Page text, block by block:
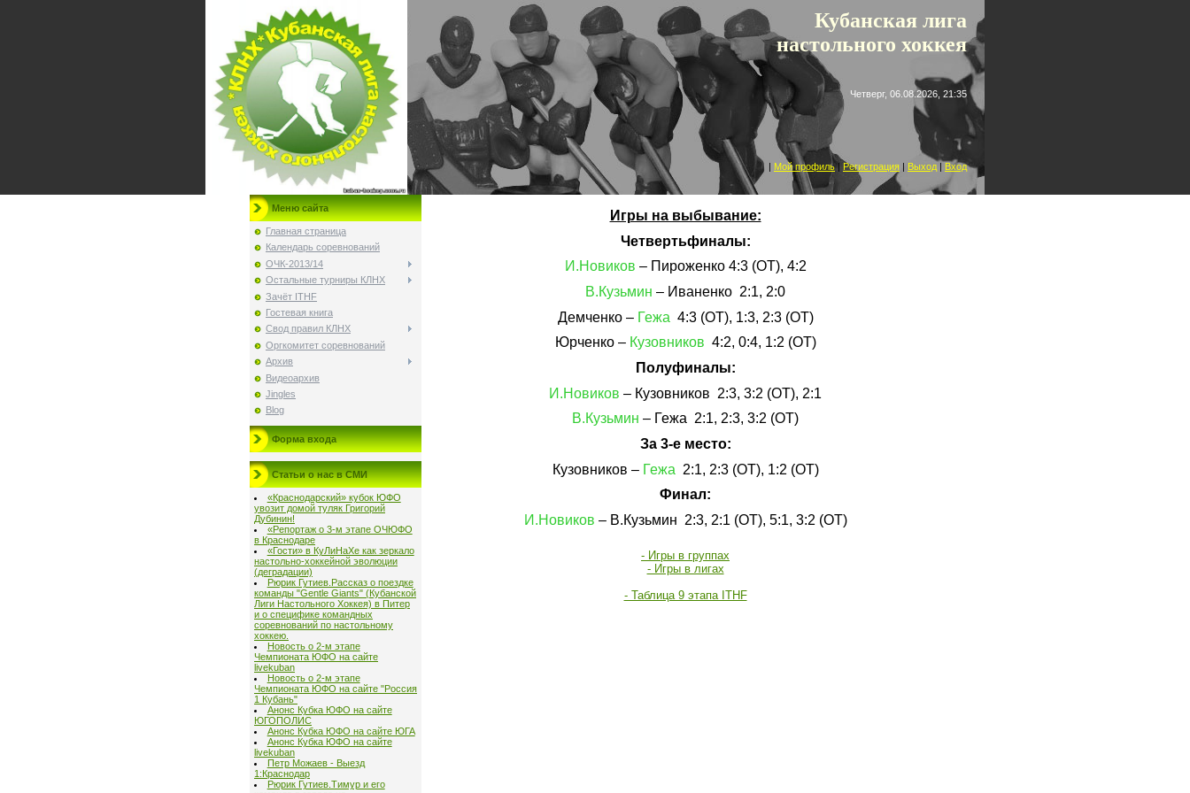
Кубанская лига
настольного хоккея
Четверг, 06.08.2026, 21:35
| Мой профиль| Регистрация | Выход | Вход
Меню сайта
Главная страница
Календарь соревнований
ОЧК-2013/14
Остальные турниры КЛНХ
Зачёт ITHF
Гостевая книга
Свод правил КЛНХ
Оргкомитет соревнований
Архив
Видеоархив
Jingles
Blog
Форма входа
Статьи о нас в СМИ
«Краснодарский» кубок ЮФО
увозит домой туляк Григорий
Дубинин!
«Репортаж о 3-м этапе ОЧЮФО
в Краснодаре
«Гости» в КуЛиНаХе как зеркало
настольно-хоккейной эволюции
(деградации)
Рюрик Гутиев.Рассказ о поездке
команды "Gentle Giants" (Кубанской
Лиги Настольного Хоккея) в Питер
и о специфике командных
соревнований по настольному
хоккею.
Новость о 2-м этапе
Чемпионата ЮФО на сайте
livekuban
Новость о 2-м этапе
Чемпионата ЮФО на сайте "Россия
1 Кубань"
Анонс Кубка ЮФО на сайте
ЮГОПОЛИС
Анонс Кубка ЮФО на сайте ЮГА
Анонс Кубка ЮФО на сайте
livekuban
Петр Можаев - Выезд
1:Краснодар
Рюрик Гутиев.Тимур и его
Игры на выбывание:
Четвертьфиналы:
И.Новиков – Пироженко 4:3 (ОТ), 4:2
В.Кузьмин – Иваненко 2:1, 2:0
Демченко – Гежа 4:3 (ОТ), 1:3, 2:3 (ОТ)
Юрченко –Кузовников 4:2, 0:4, 1:2 (ОТ)
Полуфиналы:
И.Новиков – Кузовников 2:3, 3:2 (ОТ), 2:1
В.Кузьмин – Гежа 2:1, 2:3, 3:2 (ОТ)
За 3-е место:
Кузовников –Гежа 2:1, 2:3 (ОТ), 1:2 (ОТ)
Финал:
И.Новиков – В.Кузьмин 2:3, 2:1 (ОТ), 5:1, 3:2 (ОТ)
- Игры в группах
- Игры в лигах
- Таблица 9 этапа ITHF